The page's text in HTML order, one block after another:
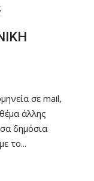
σε mail,
άλλης
δημόσια
το...